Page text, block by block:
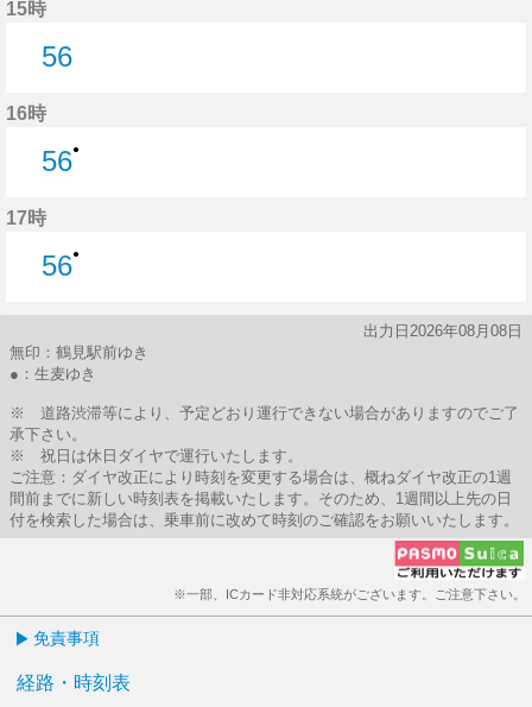
15時
56
16時
56●
17時
56●
出力日2026年08月08日
無印：鶴見駅前ゆき
●：生麦ゆき
※ 道路渋滞等により、予定どおり運行できない場合がありますのでご了
承下さい。
※ 祝日は休日ダイヤで運行いたします。
ご注意：ダイヤ改正により時刻を変更する場合は、概ねダイヤ改正の1週
間前までに新しい時刻表を掲載いたします。そのため、1週間以上先の日
付を検索した場合は、乗車前に改めて時刻のご確認をお願いいたします。
※一部、ICカード非対応系統がございます。ご注意下さい。
免責事項
経路・時刻表